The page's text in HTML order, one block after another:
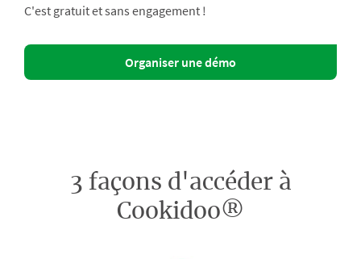
C'est gratuit et sans engagement !
Organiser une démo
3 façons d'accéder à
Cookidoo®